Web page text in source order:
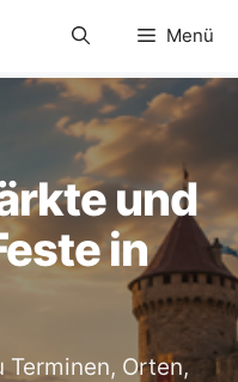
Menü
und
in
Orten,